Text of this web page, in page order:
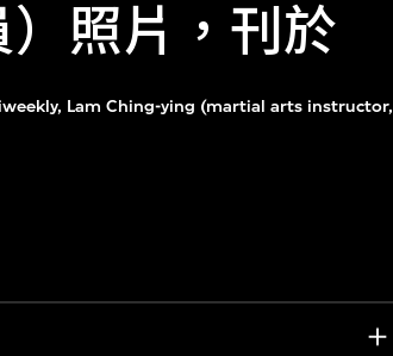
照片，刊於
Lam Ching-ying (martial arts instructor,